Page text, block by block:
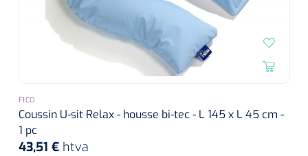
FICO
Coussin U-sit Relax - housse bi-tec - L 145 x L 45 cm -
1 pc
43,51 € htva